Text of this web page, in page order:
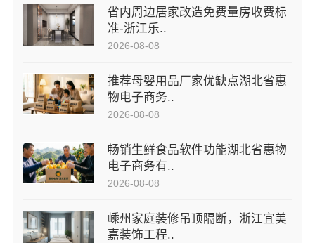
省内周边居家改造免费量房收费标
准-浙江乐..
2026-08-08
推荐母婴用品厂家优缺点湖北省惠
物电子商务..
2026-08-08
畅销生鲜食品软件功能湖北省惠物
电子商务有..
2026-08-08
嵊州家庭装修吊顶隔断，浙江宜美
嘉装饰工程..